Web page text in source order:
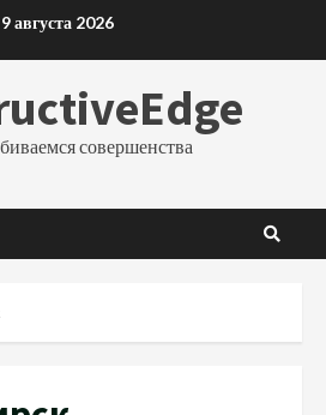
9 августа 2026
совершенства